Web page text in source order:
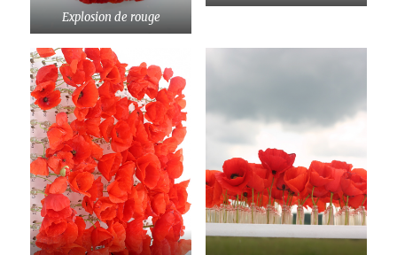
Explosion de rouge